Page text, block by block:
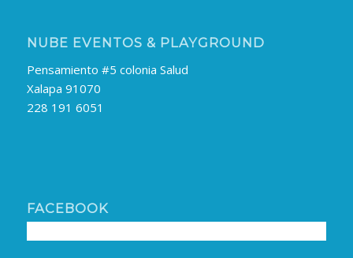
NUBE EVENTOS & PLAYGROUND
Pensamiento #5 colonia Salud
Xalapa 91070
228 191 6051
FACEBOOK